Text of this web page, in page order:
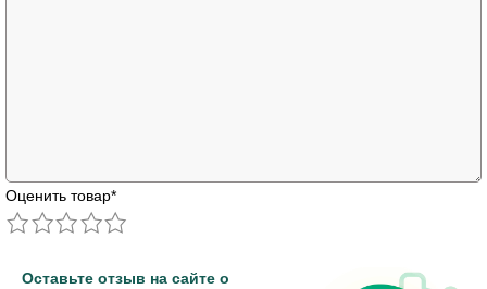
Оценить товар*
Оставьте отзыв на сайте о